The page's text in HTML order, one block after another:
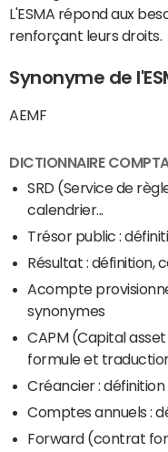
L'ESMA répond aux
renforçant leurs droits.
Synonyme de
AEMF
DICTIONNAIRE
SRD (Service de
calendrier...
Trésor public :
Résultat : définition,
Acompte
synonymes
CAPM (Capital
formule et
Créancier :
Comptes annuels :
Forward (contrat